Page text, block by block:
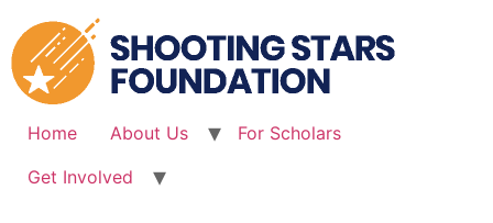
to
content
Home About Us
For Scholars
Get Involved